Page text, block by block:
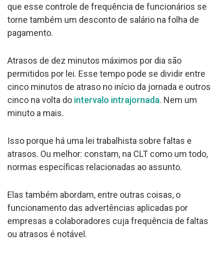
que esse controle de frequência de funcionários se
torne também um desconto de salário na folha de
pagamento.
Atrasos de dez minutos máximos por dia são
permitidos por lei. Esse tempo pode se dividir entre
cinco minutos de atraso no início da jornada e outros
cinco na volta do intervalo intrajornada. Nem um
minuto a mais.
Isso porque há uma lei trabalhista sobre faltas e
atrasos. Ou melhor: constam, na CLT como um todo,
normas específicas relacionadas ao assunto.
Elas também abordam, entre outras coisas, o
funcionamento das advertências aplicadas por
empresas a colaboradores cuja frequência de faltas
ou atrasos é notável.